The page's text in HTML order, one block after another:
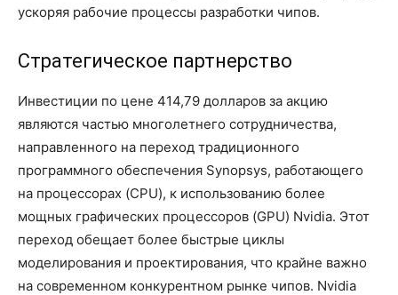
ускоряя рабочие процессы разработки чипов.
Стратегическое партнерство
Инвестиции по цене 414,79 долларов за акцию
являются частью многолетнего сотрудничества,
направленного на переход традиционного
программного обеспечения Synopsys, работающего
на процессорах (CPU), к использованию более
мощных графических процессоров (GPU) Nvidia. Этот
переход обещает более быстрые циклы
моделирования и проектирования, что крайне важно
на современном конкурентном рынке чипов. Nvidia